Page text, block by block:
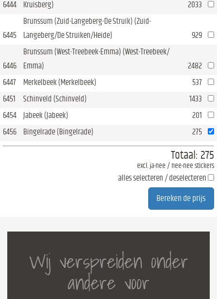
6444
Kruisberg)
2033
6445
Brunssum (Zuid-Langeberg-De Struik) (Zuid-
Langeberg/De Struiken/Heide)
929
6446
Brunssum (West-Treebeek-Emma) (West-Treebeek/
Emma)
2482
6447
Merkelbeek (Merkelbeek)
537
6451
Schinveld (Schinveld)
1433
6454
Jabeek (Jabeek)
201
6456
Bingelrade (Bingelrade) 275
Totaal: 275
excl. ja-nee / nee-nee stickers
alles selecteren / deselecteren
Wij verspreiden onder
andere voor